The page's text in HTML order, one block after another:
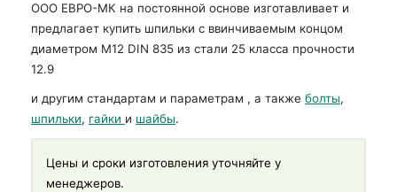
ООО ЕВРО-МК на постоянной основе изготавливает и
предлагает купить шпильки с ввинчиваемым концом
диаметром М12 DIN 835 из стали 25 класса прочности
12.9
и другим стандартам и параметрам , а также болты,
шпильки, гайки и шайбы.
Цены и сроки изготовления уточняйте у
менеджеров.